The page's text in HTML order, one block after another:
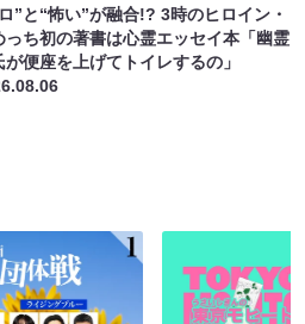
”と“怖い”が融合!? 3時のヒロイン・
っち初の著書は心霊エッセイ本「幽霊
が便座を上げてトイレするの」